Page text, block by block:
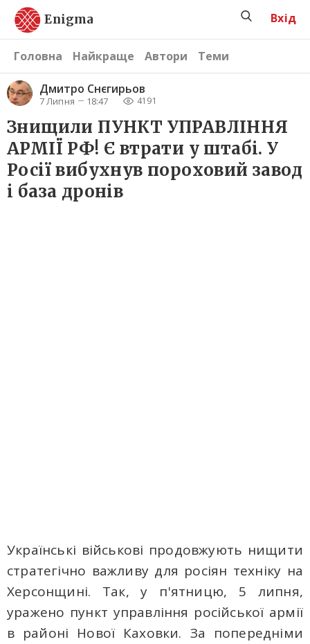
Enigma
Головна Найкраще Автори Теми
Вхід
Дмитро Снєгирьов
7 Липня 18:47 4191
Знищили ПУНКТ УПРАВЛІННЯ
АРМІЇ РФ! Є втрати у штабі. У
Росії вибухнув пороховий завод
і база дронів
Українські військові продовжують нищити
стратегічно важливу для росіян техніку на
Херсонщині. Так, у п'ятницю, 5 липня,
уражено пункт управління російської армії
в районі Нової Каховки. За попередніми